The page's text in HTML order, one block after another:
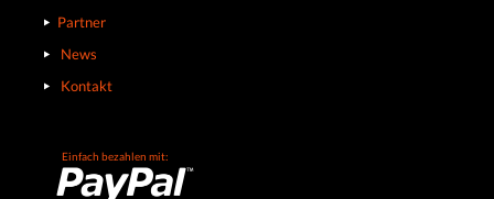
Partner
News
Kontakt
Einfach bezahlen mit: